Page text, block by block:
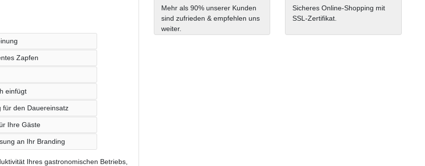
Zapfen
einfügt
für den Dauereinsatz
Ihre Gäste
an Ihr Branding
Ihres gastronomischen Betriebs,
Mehr als 90% unserer Kunden
sind zufrieden & empfehlen uns
weiter.
Sicheres Online-Shopping mit
SSL-Zertifikat.